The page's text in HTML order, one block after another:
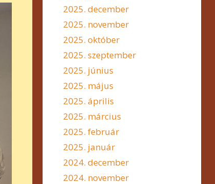
2025. december
2025. november
2025. október
2025. szeptember
2025. június
2025. május
2025. április
2025. március
2025. február
2025. január
2024. december
2024. november